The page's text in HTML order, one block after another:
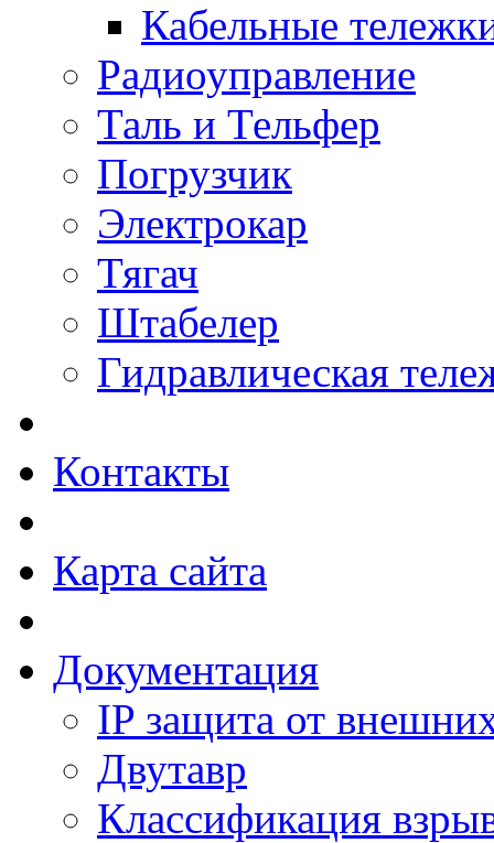
Кабельные
Радиоуправление
Таль и Тельфер
Погрузчик
Электрокар
Тягач
Штабелер
Гидравлическая
Контакты
Карта сайта
Документация
IP защита от
Двутавр
Классификация